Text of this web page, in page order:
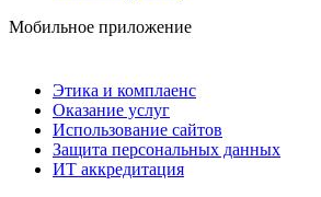
Мобильное приложение
Этика и комплаенс
Оказание услуг
Использование сайтов
Защита персональных данных
ИТ аккредитация